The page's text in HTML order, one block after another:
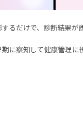
だけで、診断結果が
に察知して健康管理に